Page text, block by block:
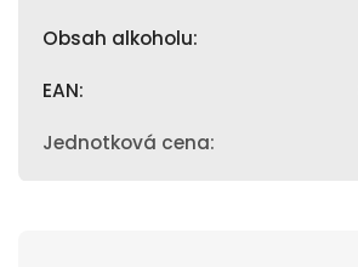
Obsah alkoholu:
EAN:
Jednotková cena: